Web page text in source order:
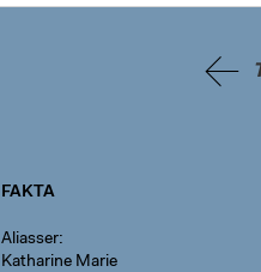
FAKTA
Aliasser
Katharine Marie